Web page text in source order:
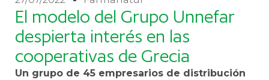
El modelo del Grupo Unnefar
despierta interés en las
cooperativas de Grecia
Un grupo de 45 empresarios de distribución